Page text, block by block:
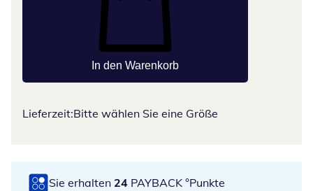
In den Warenkorb
Lieferzeit:Bitte wählen Sie eine Größe
Sie erhalten 24 PAYBACK °Punkte